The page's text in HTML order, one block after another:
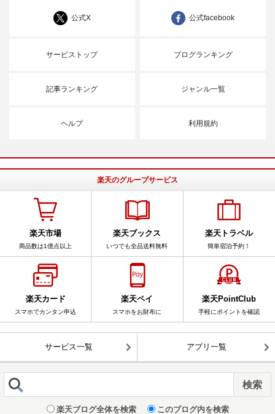
公式X 公式facebook
サービストップ ブログランキング
記事ランキング ジャンル一覧
ヘルプ 利用規約
楽天のグループサービス
楽天市場
商品数は1億点以上
楽天ブックス
いつでも全品送料無料
楽天トラベル
簡単宿泊予約！
楽天カード
スマホでカンタン申込
楽天ペイ
スマホをお財布に
楽天PointClub
手軽にポイントを確認
サービス一覧 アプリ一覧
楽天ブログ全体を検索 このブログ内を検索